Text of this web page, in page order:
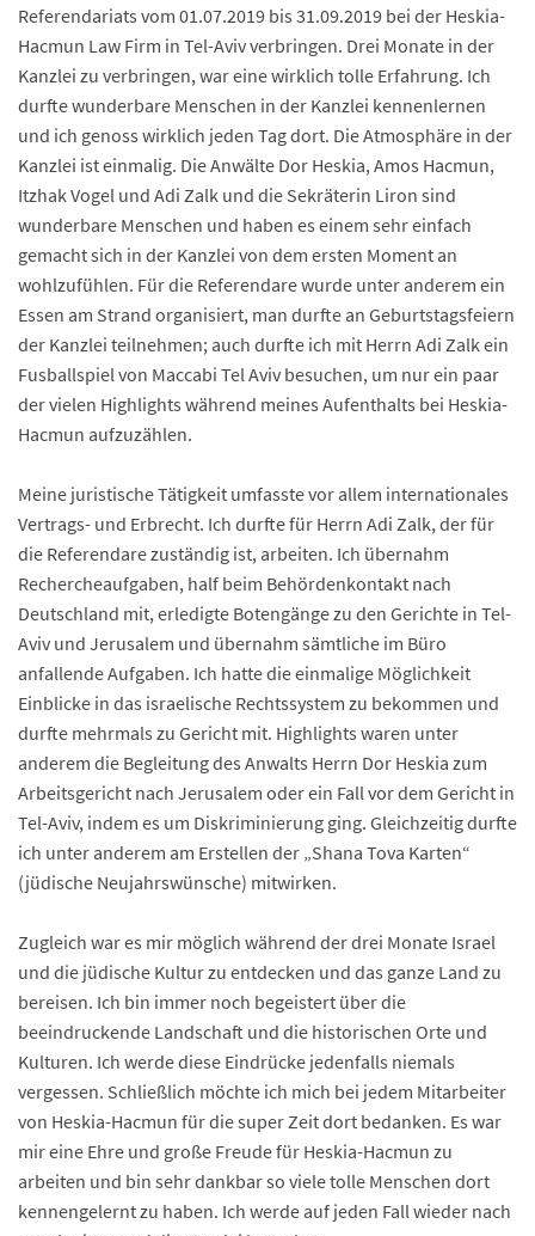
Referendariats vom 01.07.2019 bis 31.09.2019 bei der Heskia-
Hacmun Law Firm in Tel-Aviv verbringen. Drei Monate in der
Kanzlei zu verbringen, war eine wirklich tolle Erfahrung. Ich
durfte wunderbare Menschen in der Kanzlei kennenlernen
und ich genoss wirklich jeden Tag dort. Die Atmosphäre in der
Kanzlei ist einmalig. Die Anwälte Dor Heskia, Amos Hacmun,
Itzhak Vogel und Adi Zalk und die Sekräterin Liron sind
wunderbare Menschen und haben es einem sehr einfach
gemacht sich in der Kanzlei von dem ersten Moment an
wohlzufühlen. Für die Referendare wurde unter anderem ein
Essen am Strand organisiert, man durfte an Geburtstagsfeiern
der Kanzlei teilnehmen; auch durfte ich mit Herrn Adi Zalk ein
Fusballspiel von Maccabi Tel Aviv besuchen, um nur ein paar
der vielen Highlights während meines Aufenthalts bei Heskia-
Hacmun aufzuzählen.
Meine juristische Tätigkeit umfasste vor allem internationales
Vertrags- und Erbrecht. Ich durfte für Herrn Adi Zalk, der für
die Referendare zuständig ist, arbeiten. Ich übernahm
Rechercheaufgaben, half beim Behördenkontakt nach
Deutschland mit, erledigte Botengänge zu den Gerichte in Tel-
Aviv und Jerusalem und übernahm sämtliche im Büro
anfallende Aufgaben. Ich hatte die einmalige Möglichkeit
Einblicke in das israelische Rechtssystem zu bekommen und
durfte mehrmals zu Gericht mit. Highlights waren unter
anderem die Begleitung des Anwalts Herrn Dor Heskia zum
Arbeitsgericht nach Jerusalem oder ein Fall vor dem Gericht in
Tel-Aviv, indem es um Diskriminierung ging. Gleichzeitig durfte
ich unter anderem am Erstellen der „Shana Tova Karten“
(jüdische Neujahrswünsche) mitwirken.
Zugleich war es mir möglich während der drei Monate Israel
und die jüdische Kultur zu entdecken und das ganze Land zu
bereisen. Ich bin immer noch begeistert über die
beeindruckende Landschaft und die historischen Orte und
Kulturen. Ich werde diese Eindrücke jedenfalls niemals
vergessen. Schließlich möchte ich mich bei jedem Mitarbeiter
von Heskia-Hacmun für die super Zeit dort bedanken. Es war
mir eine Ehre und große Freude für Heskia-Hacmun zu
arbeiten und bin sehr dankbar so viele tolle Menschen dort
kennengelernt zu haben. Ich werde auf jeden Fall wieder nach